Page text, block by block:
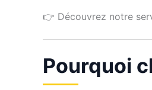
👉 Découvrez notre
Pourquoi